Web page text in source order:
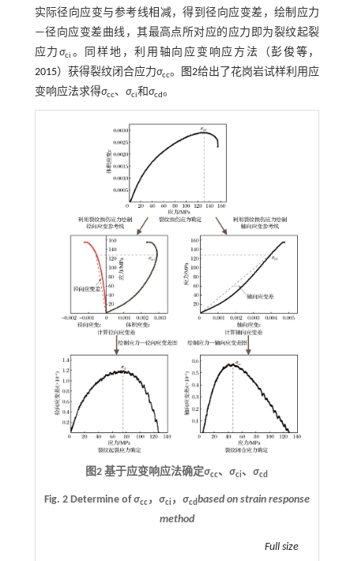
实际径向应变与参考线相减，得到径向应变差，绘制应力
—径向应变差曲线，其最高点所对应的应力即为裂纹起裂
应力σci 。同样地，利用轴向应变响应方法（彭俊等，
2015）获得裂纹闭合应力σcc。 图2给出了花岗岩试样利用应
变响应法求得σcc、 σci和σcd。
图2 基于应变响应法确定σcc、σci、σcd
Fig. 2 Determine ofσcc ， σci ， σcdbased on strain response
method
Full size